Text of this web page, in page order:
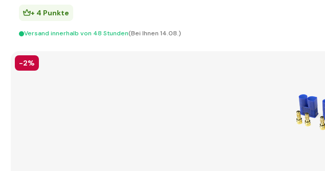
+ 4 Punkte
Versand innerhalb von 48 Stunden(Bei Ihnen 14.08.)
-2%